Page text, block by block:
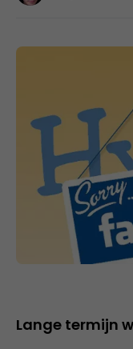
Lange termijn